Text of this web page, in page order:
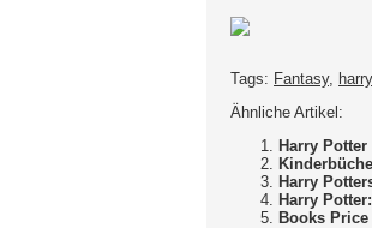
Tags: Fantasy,
Ähnliche Artikel:
Harry
Harry
Harry
Books